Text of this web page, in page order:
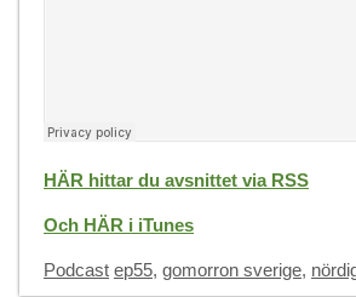
HÄR hittar du avsnittet via RSS
Och HÄR i iTunes
Categories
Podcast Tags
ep55, gomorron sverige,